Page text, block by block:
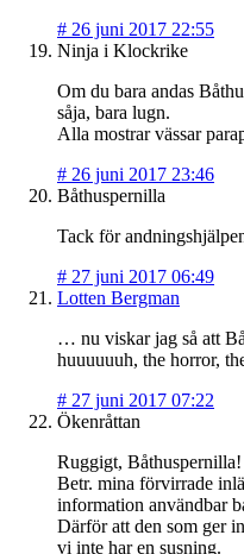
# 26 juni 2017 22:55
Ninja i Klockrike
Om du bara andas
såja, bara lugn.
Alla mostrar vässar
# 26 juni 2017 23:46
Båthuspernilla
Tack för
# 27 juni 2017 06:49
Lotten Bergman
… nu viskar jag så att
huuuuuuh, the horror,
# 27 juni 2017 07:22
Ökenråttan
Ruggigt, Båthuspernilla!
Betr. mina förvirrade
information användbar
Därför att den som ger
vi inte har en susning.